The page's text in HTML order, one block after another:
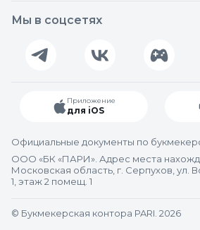
Мы в соцсетях
Приложение
для iOS
Официальные документы по
ООО «БК «ПАРИ». Адрес места
Московская область, г. Серпухов, ул.
1, этаж 2 помещ. 1
© Букмекерская контора PARI. 2026